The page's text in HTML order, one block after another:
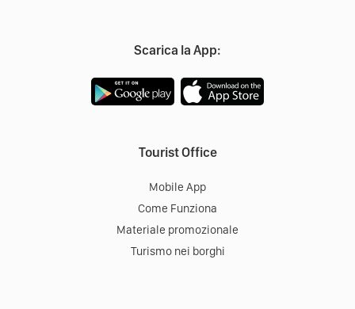
Scarica la App:
Tourist Office
Mobile App
Come Funziona
Materiale promozionale
Turismo nei borghi